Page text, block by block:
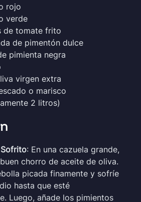
rojo
verde
de tomate frito
de pimentón dulce
pimienta negra
virgen extra
o marisco
2 litros)
: En una cazuela grande,
chorro de aceite de oliva.
picada finamente y sofríe
hasta que esté
Luego, añade los pimientos